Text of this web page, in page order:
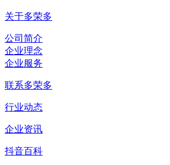
关于多荣多
公司简介
企业理念
企业服务
联系多荣多
行业动态
企业资讯
抖音百科